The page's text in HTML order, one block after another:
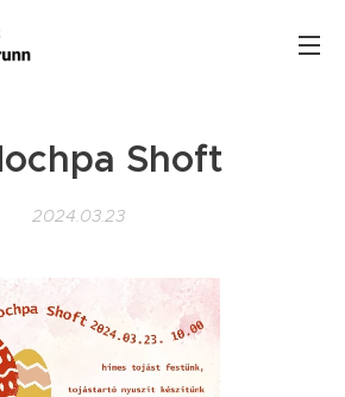
Shoft
2024.03.23